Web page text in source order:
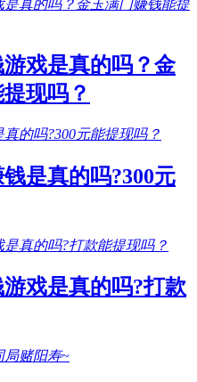
戏是真的吗？金
现吗？
是真的吗?300元
戏是真的吗?打款